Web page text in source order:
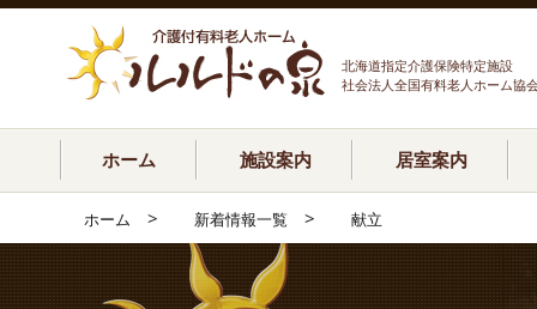
北海道指定介護保険特定施設
社会法人全国有料老人ホーム協
ホーム 施設案内 居室案内
ホーム > 新着情報一覧 > 献立